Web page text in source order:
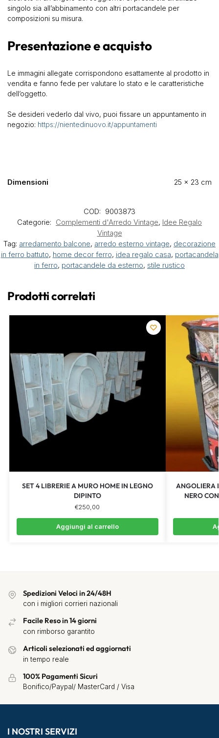
singolo sia all’abbinamento con altri portacandele per
composizioni su misura.
Presentazione e acquisto
Le immagini allegate corrispondono esattamente al prodotto in
vendita e fanno fede per valutare lo stato e le caratteristiche
dell’oggetto.
Se desideri vederlo dal vivo, puoi fissare un appuntamento in
negozio: https://nientedinuovo.it/appuntamenti
Dimensioni 25 × 23 cm
COD: 9003873
Categorie: Complementi d'Arredo Vintage, Idee Regalo
Vintage
Tag: arredamento balcone, arredo esterno vintage, decorazione
in ferro battuto, home decor ferro, idea regalo casa, portacandela
in ferro, portacandele da esterno, stile rustico
Prodotti correlati
SET 4 LIBRERIE A MURO HOME IN LEGNO
DIPINTO
€250,00
Aggiungi al carrello
ANGOLIERA
NERO
Spedizioni Veloci in 24/48H
con i migliori corrieri nazionali
Facile Reso in 14 giorni
con rimborso garantito
Articoli selezionati ed aggiornati
in tempo reale
100% Pagamenti Sicuri
Bonifico/Paypal/ MasterCard / Visa
I NOSTRI SERVIZI